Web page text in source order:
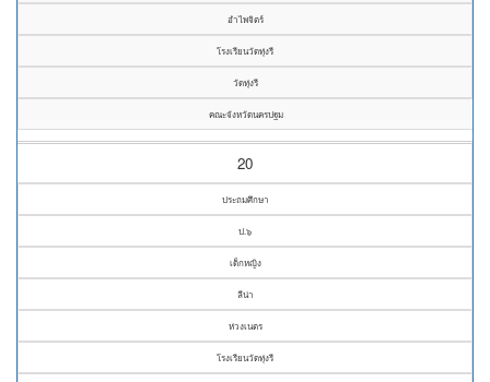
อำไพจิตร์
โรงเรียนวัดทุ่งรี
วัดทุ่งรี
คณะจังหวัดนครปฐม
20
ประถมศึกษา
ป.๖
เด็กหญิง
ลีน่า
ห่วงเนตร
โรงเรียนวัดทุ่งรี